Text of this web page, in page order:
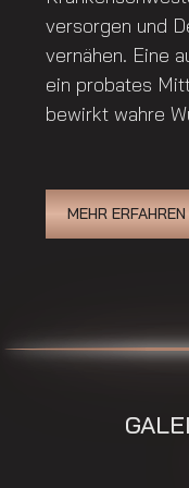
versorgen und
vernähen. Eine
ein probates
bewirkt wahre
MEHR ERFAHREN